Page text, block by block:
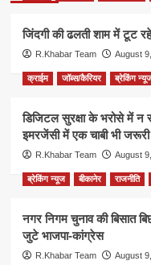
जिंदगी की ढलती शाम में टूट
R.Khabar Team August
क्राईम जॉब्स/कैरियर ब्रेकिंग
डिजिटल सुरक्षा के भरोसे में
इमरजेंसी में एक चाबी भी जरूरी
R.Khabar Team August
ब्रेकिंग न्यूज बीकानेर राजनीति
नगर निगम चुनाव की बिसात
जुटे भाजपा-कांग्रेस
R.Khabar Team August